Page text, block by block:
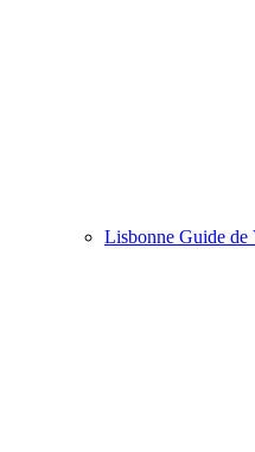
Lisbonne Guide de